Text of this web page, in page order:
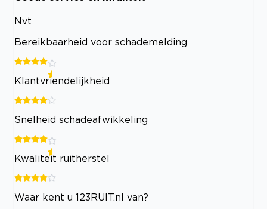
Nvt
Bereikbaarheid voor schademelding
Klantvriendelijkheid
Snelheid schadeafwikkeling
Kwaliteit ruitherstel
Waar kent u 123RUIT.nl van?